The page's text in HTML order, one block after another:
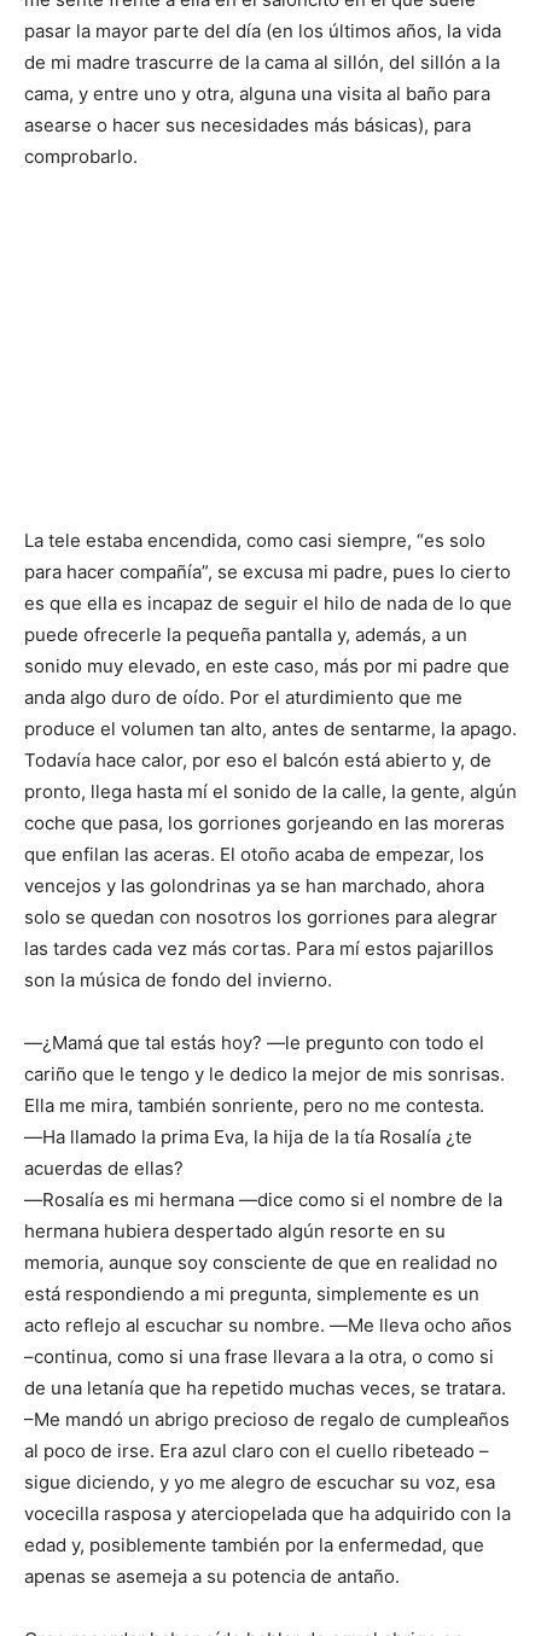
pasar la mayor parte del día (en los últimos años, la vida
de mi madre trascurre de la cama al sillón, del sillón a la
cama, y entre uno y otra, alguna una visita al baño para
asearse o hacer sus necesidades más básicas), para
comprobarlo.
La tele estaba encendida, como casi siempre, “es solo
para hacer compañía”, se excusa mi padre, pues lo cierto
es que ella es incapaz de seguir el hilo de nada de lo que
puede ofrecerle la pequeña pantalla y, además, a un
sonido muy elevado, en este caso, más por mi padre que
anda algo duro de oído. Por el aturdimiento que me
produce el volumen tan alto, antes de sentarme, la apago.
Todavía hace calor, por eso el balcón está abierto y, de
pronto, llega hasta mí el sonido de la calle, la gente, algún
coche que pasa, los gorriones gorjeando en las moreras
que enfilan las aceras. El otoño acaba de empezar, los
vencejos y las golondrinas ya se han marchado, ahora
solo se quedan con nosotros los gorriones para alegrar
las tardes cada vez más cortas. Para mí estos pajarillos
son la música de fondo del invierno.
―¿Mamá que tal estás hoy? ―le pregunto con todo el
cariño que le tengo y le dedico la mejor de mis sonrisas.
Ella me mira, también sonriente, pero no me contesta.
―Ha llamado la prima Eva, la hija de la tía Rosalía ¿te
acuerdas de ellas?
―Rosalía es mi hermana ―dice como si el nombre de la
hermana hubiera despertado algún resorte en su
memoria, aunque soy consciente de que en realidad no
está respondiendo a mi pregunta, simplemente es un
acto reflejo al escuchar su nombre. ―Me lleva ocho años
–continua, como si una frase llevara a la otra, o como si
de una letanía que ha repetido muchas veces, se tratara.
–Me mandó un abrigo precioso de regalo de cumpleaños
al poco de irse. Era azul claro con el cuello ribeteado –
sigue diciendo, y yo me alegro de escuchar su voz, esa
vocecilla rasposa y aterciopelada que ha adquirido con la
edad y, posiblemente también por la enfermedad, que
apenas se asemeja a su potencia de antaño.